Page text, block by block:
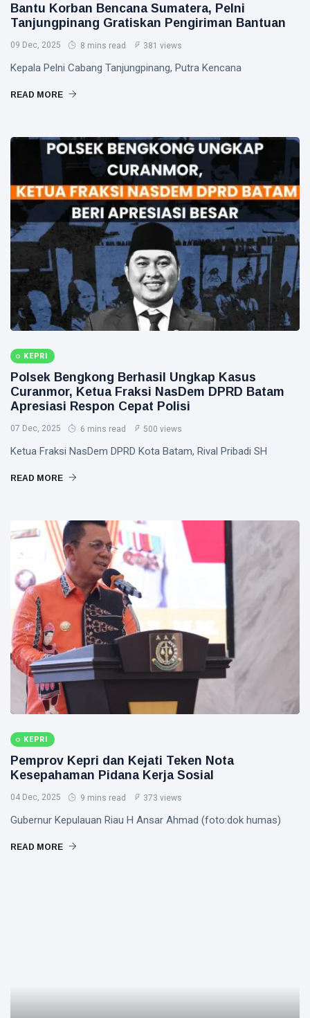
Bantu Korban Bencana Sumatera, Pelni
Tanjungpinang Gratiskan Pengiriman Bantuan
09 Dec, 2025 8 mins read 381 views
Kepala Pelni Cabang Tanjungpinang, Putra Kencana
READ MORE
KEPRI
Polsek Bengkong Berhasil Ungkap Kasus
Curanmor, Ketua Fraksi NasDem DPRD Batam
Apresiasi Respon Cepat Polisi
07 Dec, 2025 6 mins read 500 views
Ketua Fraksi NasDem DPRD Kota Batam, Rival Pribadi SH
READ MORE
KEPRI
Pemprov Kepri dan Kejati Teken Nota
Kesepahaman Pidana Kerja Sosial
04 Dec, 2025 9 mins read 373 views
Gubernur Kepulauan Riau H Ansar Ahmad (foto:dok humas)
READ MORE